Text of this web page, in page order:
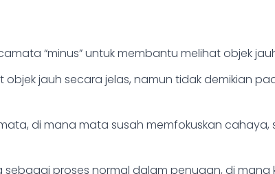
“minus” untuk membantu melihat objek
jauh secara jelas, namun tidak demikian
di mana mata susah memfokuskan cahaya,
proses normal dalam penuaan, di